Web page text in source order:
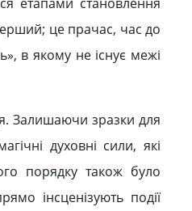
це прачас, час до
в якому не існує межі
Залишаючи зразки для
духовні сили, які
порядку також було
інсценізують події